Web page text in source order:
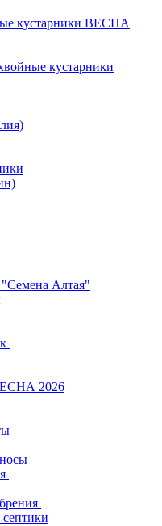
кустарники ВЕСНА
кустарники
Алтая"
2026